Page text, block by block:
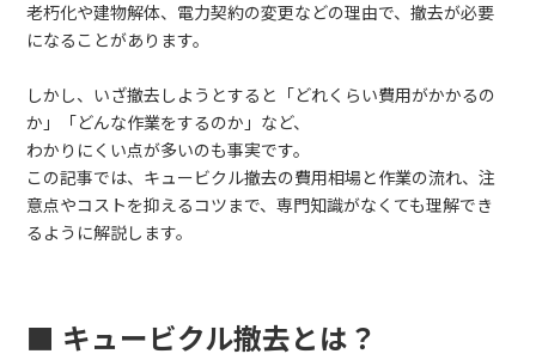
老朽化や建物解体、電力契約の変更などの理由で、撤去が必要
になることがあります。
しかし、いざ撤去しようとすると「どれくらい費用がかかるの
か」「どんな作業をするのか」など、
わかりにくい点が多いのも事実です。
この記事では、キュービクル撤去の費用相場と作業の流れ、注
意点やコストを抑えるコツまで、専門知識がなくても理解でき
るように解説します。
■ キュービクル撤去とは？